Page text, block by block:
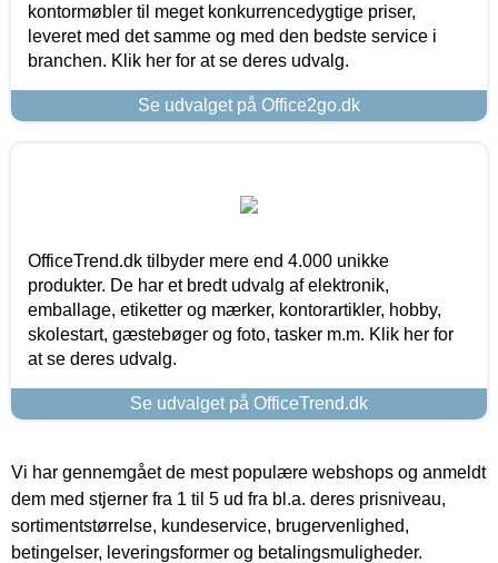
kontormøbler til meget konkurrencedygtige priser,
leveret med det samme og med den bedste service i
branchen. Klik her for at se deres udvalg.
Se udvalget på Office2go.dk
OfficeTrend.dk tilbyder mere end 4.000 unikke
produkter. De har et bredt udvalg af elektronik,
emballage, etiketter og mærker, kontorartikler, hobby,
skolestart, gæstebøger og foto, tasker m.m. Klik her for
at se deres udvalg.
Se udvalget på OfficeTrend.dk
Vi har gennemgået de mest populære webshops og anmeldt
dem med stjerner fra 1 til 5 ud fra bl.a. deres prisniveau,
sortimentstørrelse, kundeservice, brugervenlighed,
betingelser, leveringsformer og betalingsmuligheder.